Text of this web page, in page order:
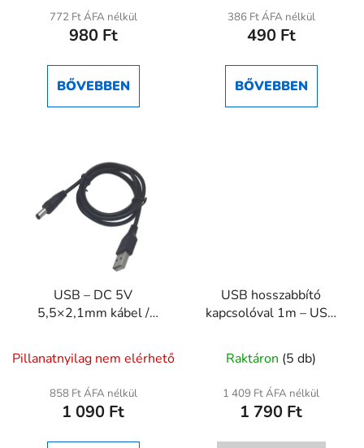
772 Ft ÁFA nélkül
980 Ft
BŐVEBBEN
átlagos
értékelése
ből
386 Ft ÁFA nélkül
490 Ft
BŐVEBBEN
USB – DC 5V
5,5×2,1mm kábel /
Pillanatnyilag nem elérhető
858 Ft ÁFA nélkül
1 090 Ft
USB hosszabbító
kapcsolóval 1m – USB
bekapcsolóval
Raktáron (5 db)
1 409 Ft ÁFA nélkül
1 790 Ft